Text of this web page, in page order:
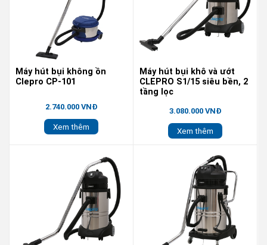
Máy hút bụi không ồn
Clepro CP-101
2.740.000 VNĐ
Xem thêm
Máy hút bụi khô và ướt
CLEPRO S1/15 siêu bền, 2
tầng lọc
3.080.000 VNĐ
Xem thêm